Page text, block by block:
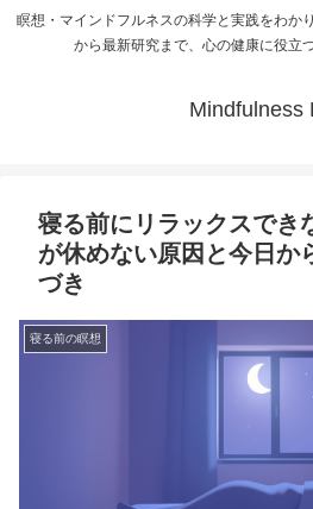
瞑想・マインドフルネスの科学と実践をわか
から最新研究まで、心の健康に役立
Mindfulness
寝る前にリラックスでき
が休めない原因と今日か
づき
寝る前の瞑想